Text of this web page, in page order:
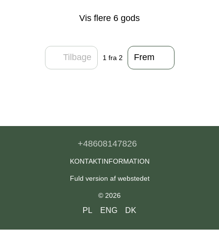
Vis flere 6 gods
Tilbage 1 fra 2 Frem
+48608147826
KONTAKTINFORMATION
Fuld version af webstedet
© 2026
PL ENG DK